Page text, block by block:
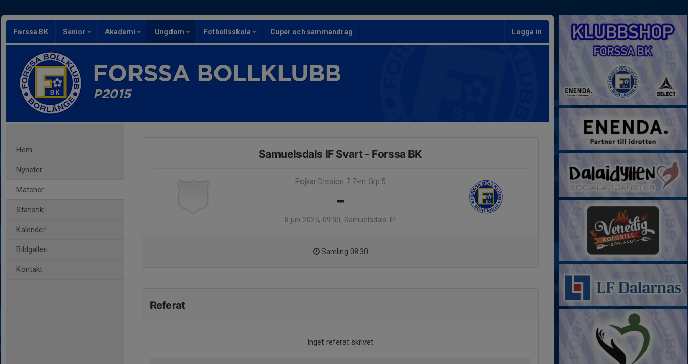
Forssa BK Senior Akademi Ungdom Fotbollsskola Cuper och sammandrag Logga in
FORSSA BOLLKLUBB
P2015
Hem
Nyheter
Matcher
Statistik
Kalender
Bildgalleri
Kontakt
Samuelsdals IF Svart - Forssa BK
Pojkar Division 7 7-m Grp.5
-
8 jun 2025, 09:30, Samuelsdals IP
Samling 08:30
Referat
Inget referat skrivet